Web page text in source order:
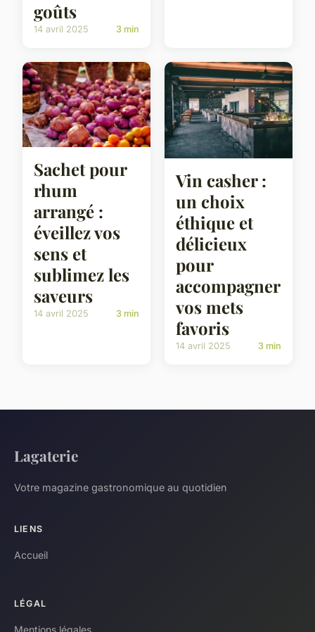
goûts
14 avril 2025 3 min
Sachet pour
rhum
arrangé :
éveillez vos
sens et
sublimez les
saveurs
14 avril 2025 3 min
Vin casher :
un choix
éthique et
délicieux
pour
accompagner
vos mets
favoris
14 avril 2025 3 min
Lagaterie
Votre magazine gastronomique au quotidien
LIENS
Accueil
LÉGAL
Mentions légales